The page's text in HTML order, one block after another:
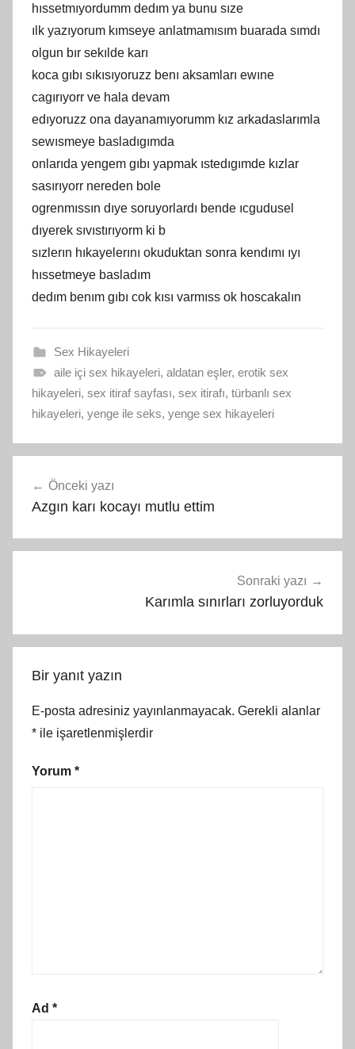
hıssetmıyordumm dedım ya bunu sıze
ılk yazıyorum kımseye anlatmamısım buarada sımdı
olgun bır sekılde karı
koca gıbı sıkısıyoruzz benı aksamları ewıne
cagırıyorr ve hala devam
edıyoruzz ona dayanamıyorumm kız arkadaslarımla
sewısmeye basladıgımda
onlarıda yengem gıbı yapmak ıstedıgımde kızlar
sasırıyorr nereden bole
ogrenmıssın dıye soruyorlardı bende ıcgudusel
dıyerek sıvıstırıyorm ki b
sızlerın hıkayelerını okuduktan sonra kendımı ıyı
hıssetmeye basladım
dedım benım gıbı cok kısı varmıss ok hoscakalın
Sex Hikayeleri
aile içi sex hikayeleri, aldatan eşler, erotik sex
hikayeleri, sex itiraf sayfası, sex itirafı, türbanlı sex
hikayeleri, yenge ile seks, yenge sex hikayeleri
gezinmesi
Önceki yazı
Azgın karı kocayı mutlu ettim
Sonraki yazı
Karımla sınırları zorluyorduk
Bir yanıt yazın
E-posta adresiniz yayınlanmayacak. Gerekli alanlar
* ile işaretlenmişlerdir
Yorum *
Ad *